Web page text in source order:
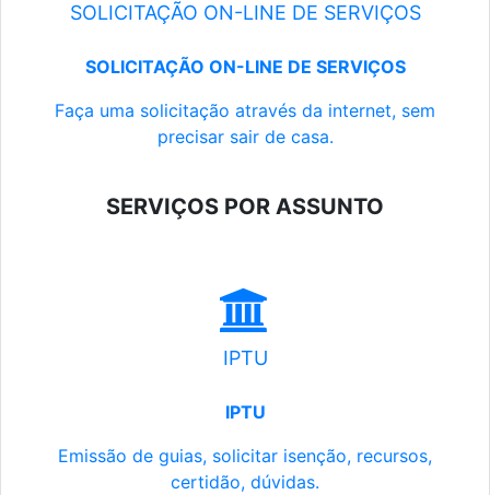
SOLICITAÇÃO ON-LINE DE SERVIÇOS
SOLICITAÇÃO ON-LINE DE SERVIÇOS
Faça uma solicitação através da internet, sem
precisar sair de casa.
SERVIÇOS POR ASSUNTO
IPTU
IPTU
Emissão de guias, solicitar isenção, recursos,
certidão, dúvidas.